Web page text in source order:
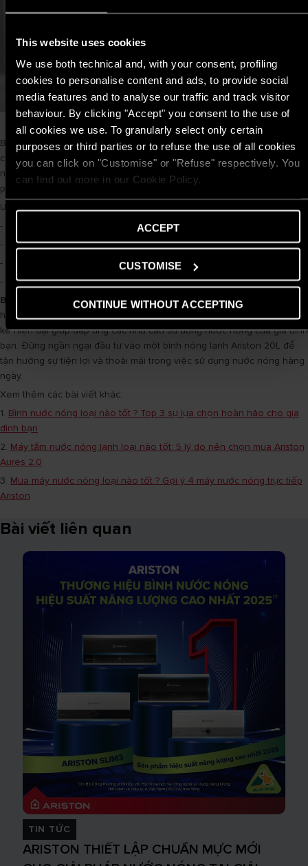
This website uses cookies
We use both technical and, with your consent, profiling
cookies to personalise content and ads, to provide social
media features and to analyse our traffic and track visitor
behaviour. By clicking "Accept" you consent to the use of
all cookies we use. To granularly select only certain
purposes or third parties or to refuse the use of all cookies
you can click on "Customise" or "Refuse" respectively. You
can find out more in our Cookie Policy.
ACCEPT
CUSTOMISE
CONTINUE WITHOUT ACCEPTING
Bình nóng lạnh Ariston Slim2 B 20L là sản phẩm với chứng nhận tiêu
chuẩn 5 sao về tiết kiệm năng lượng và sự kết hợp của các công
nghệ bảo đảm an toàn. Một sự lựa chọn đáng mua trong dòng sản
phẩm bình nước nóng gián tiếp của Ariston.
Ưu điểm nổi bật:
- Thanh đốt đồng chất lượng cao
- Hệ thống an toàn đồng bộ TSS
- Công nghệ dẫn nước thông minh Flexomix
- Lớp cách nhiệt mật độ cao HDI
Bình nóng lạnh Ariston 20Lnổi bật là một lựa chọn đáng mua nhất
hiện nay. Với sự kết hợp giữa hiệu suất tiết kiệm năng lượng và thiết
kế hiện đại giúp đáp ứng các nhu cầu sử dụng nước nóng của gia đình
bạn. Đừng ngần ngại đầu tư vào một bình nóng lạnh Ariston 20L để
tận hưởng sự tiện lợi và thoải mái trong việc sử dụng nước nóng hàng
ngày.
Xem thêm các bài viết khác:
1. Bình nước nóng loại nào tốt ? Top 3 sự lựa chọn hoàn hảo cho gia
đình bạn
2. Máy tắm nước nóng lạnh loại nào tốt: 5 lý do nên chọn mua Ariston
Aures 2.0
3. Mua máy nước nóng loại nào tốt ? Gợi ý 4 máy nước nóng trực tiếp
Ariston
Bài viết liên quan
TIN TỨC
ARISTON THIẾT LẬP CHUẨN MỰC MỚI